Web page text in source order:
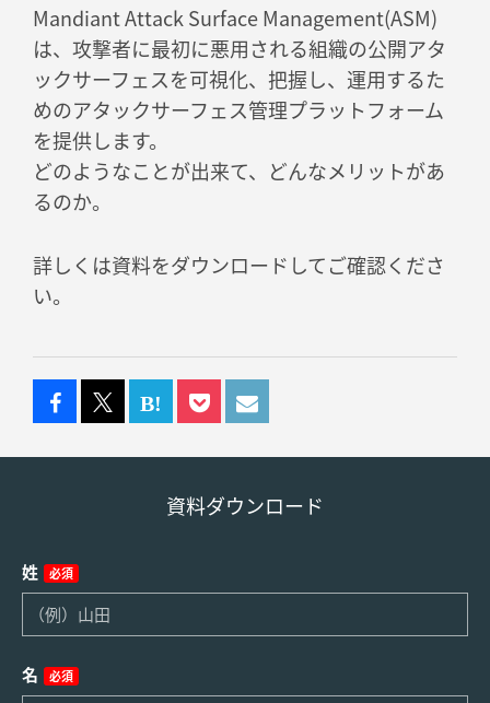
Mandiant Attack Surface Management(ASM)
は、攻撃者に最初に悪用される組織の公開アタ
ックサーフェスを可視化、把握し、運用するた
めのアタックサーフェス管理プラットフォーム
を提供します。
どのようなことが出来て、どんなメリットがあ
るのか。
詳しくは資料をダウンロードしてご確認くださ
い。
資料ダウンロード
姓 必須
名 必須